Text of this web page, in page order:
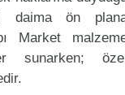
daima ön
Market
sunarken;